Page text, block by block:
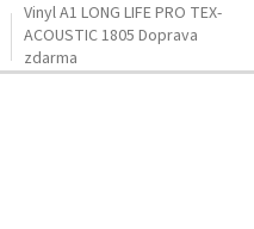
Vinyl A1 LONG LIFE PRO TEX-
ACOUSTIC 1805 Doprava
zdarma